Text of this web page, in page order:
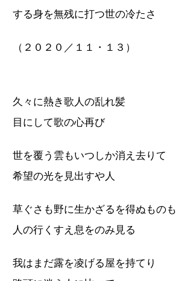
する身を無残に打つ世の冷たさ
（２０２０／１１・１３）
久々に熱き歌人の乱れ髪
目にして歌の心再び
世を覆う雲もいつしか消え去りて
希望の光を見出すや人
草ぐさも野に生かざるを得ぬものも
人の行くすえ息をのみ見る
我はまだ露を凌げる屋を持てり